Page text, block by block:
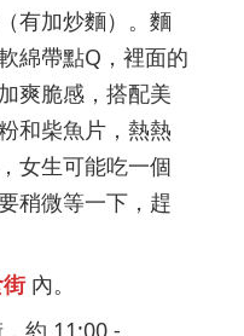
有加炒麵）。麵
綿帶點Q，裡面的
爽脆感，搭配美
和柴魚片，熱熱
女生可能吃一個
稍微等一下，趕
內。
約 11:00 -